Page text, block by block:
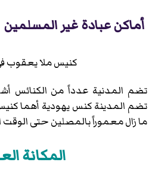
أماكن عبادة غير المسلمين
كنيس ملا يعقوب
تضم المدنية عدداً من الكنائس
تضم المدينة كنس يهودية أهما
ما زال معموراً بالمصلين حتى
المكانة